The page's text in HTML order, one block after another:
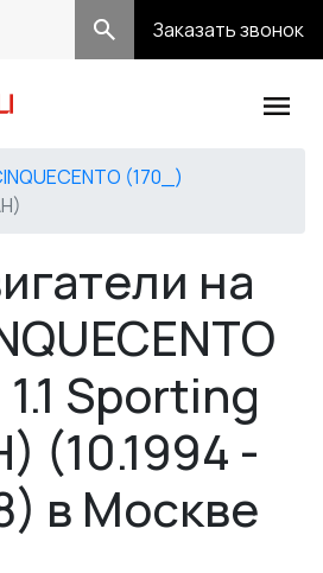
Заказать звонок
(170_)
на
Sporting
(10.1994 -
в Москве